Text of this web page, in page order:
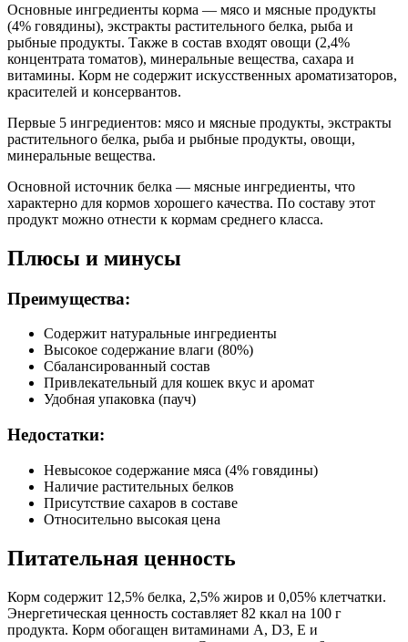
Пищевая ценность
Белок (%)
12.5
Жир (%)
2.5
Зола (%)
2.5
Влага (%)
80
Калорийность (ккал/100г)
Основные ингредиенты корма — мясо и мясные продукты
(4% говядины), экстракты растительного белка, рыба и
рыбные продукты. Также в состав входят овощи (2,4%
концентрата томатов), минеральные вещества, сахара и
витамины. Корм не содержит искусственных ароматизаторов,
красителей и консервантов.
Первые 5 ингредиентов: мясо и мясные продукты, экстракты
растительного белка, рыба и рыбные продукты, овощи,
минеральные вещества.
Основной источник белка — мясные ингредиенты, что
характерно для кормов хорошего качества. По составу этот
продукт можно отнести к кормам среднего класса.
Плюсы и минусы
Преимущества:
Содержит натуральные ингредиенты
Высокое содержание влаги (80%)
Сбалансированный состав
Привлекательный для кошек вкус и аромат
Удобная упаковка (пауч)
Недостатки:
Невысокое содержание мяса (4% говядины)
Наличие растительных белков
Присутствие сахаров в составе
Относительно высокая цена
Питательная ценность
Корм содержит 12,5% белка, 2,5% жиров и 0,05% клетчатки.
Энергетическая ценность составляет 82 ккал на 100 г
продукта. Корм обогащен витаминами A, D3, E и